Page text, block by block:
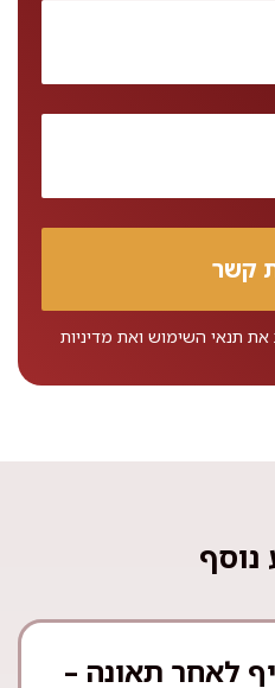
את תנאי השימוש ואת מדיניות
נוסף
לאחר תאונה –